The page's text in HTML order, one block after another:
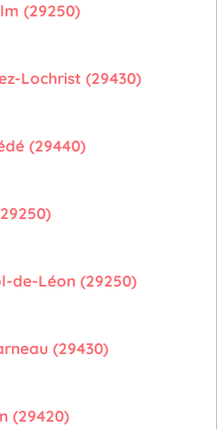
(29250)
Lochrist (29430)
(29440)
de-Léon (29250)
(29430)
(29420)